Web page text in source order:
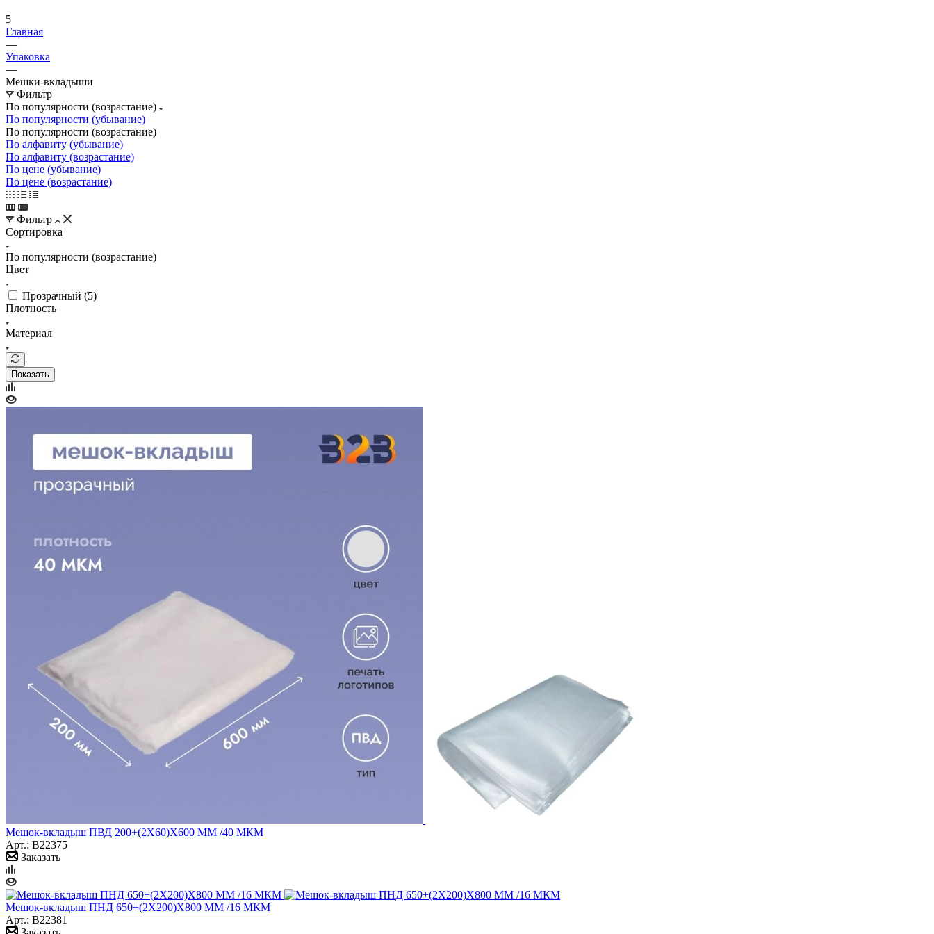
5
Главная
—
Упаковка
—
Мешки-вкладыши
Фильтр
По популярности (возрастание)
По популярности (убывание)
По популярности (возрастание)
По алфавиту (убывание)
По алфавиту (возрастание)
По цене (убывание)
По цене (возрастание)
Фильтр
Сортировка
По популярности (возрастание)
Цвет
Прозрачный (5)
Плотность
Материал
Показать
Мешок-вкладыш ПВД 200+(2Х60)Х600 ММ /40 МКМ
Арт.: B22375
Заказать
Мешок-вкладыш ПНД 650+(2Х200)Х800 ММ /16 МКМ
Арт.: B22381